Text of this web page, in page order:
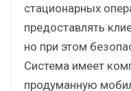
стационарных
предоставлять
но при этом
Система имеет
продуманную